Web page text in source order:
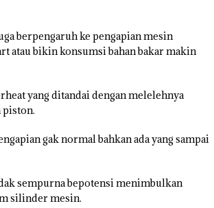
berpengaruh ke pengapian mesin
atau bikin konsumsi bahan bakar makin
yang ditandai dengan melelehnya
piston.
gak normal bahkan ada yang sampai
sempurna bepotensi menimbulkan
silinder mesin.